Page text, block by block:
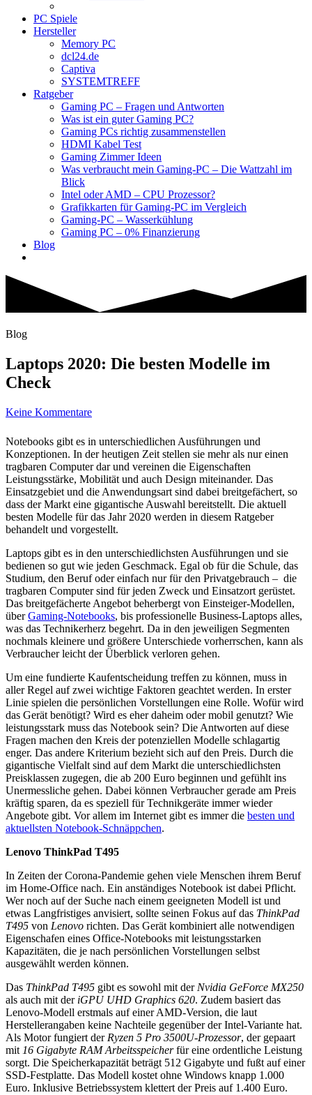
PC Spiele
Hersteller
Memory PC
dcl24.de
Captiva
SYSTEMTREFF
Ratgeber
Gaming PC – Fragen und Antworten
Was ist ein guter Gaming PC?
Gaming PCs richtig zusammenstellen
HDMI Kabel Test
Gaming Zimmer Ideen
Was verbraucht mein Gaming-PC – Die Wattzahl im
Blick
Intel oder AMD – CPU Prozessor?
Grafikkarten für Gaming-PC im Vergleich
Gaming-PC – Wasserkühlung
Gaming PC – 0% Finanzierung
Blog
Blog
Laptops 2020: Die besten Modelle im
Check
Keine Kommentare
Notebooks gibt es in unterschiedlichen Ausführungen und
Konzeptionen. In der heutigen Zeit stellen sie mehr als nur einen
tragbaren Computer dar und vereinen die Eigenschaften
Leistungsstärke, Mobilität und auch Design miteinander. Das
Einsatzgebiet und die Anwendungsart sind dabei breitgefächert, so
dass der Markt eine gigantische Auswahl bereitstellt. Die aktuell
besten Modelle für das Jahr 2020 werden in diesem Ratgeber
behandelt und vorgestellt.
Laptops gibt es in den unterschiedlichsten Ausführungen und sie
bedienen so gut wie jeden Geschmack. Egal ob für die Schule, das
Studium, den Beruf oder einfach nur für den Privatgebrauch – die
tragbaren Computer sind für jeden Zweck und Einsatzort gerüstet.
Das breitgefächerte Angebot beherbergt von Einsteiger-Modellen,
überGaming-Notebooks, bis professionelle Business-Laptops alles,
was das Technikerherz begehrt. Da in den jeweiligen Segmenten
nochmals kleinere und größere Unterschiede vorherrschen, kann als
Verbraucher leicht der Überblick verloren gehen.
Um eine fundierte Kaufentscheidung treffen zu können, muss in
aller Regel auf zwei wichtige Faktoren geachtet werden. In erster
Linie spielen die persönlichen Vorstellungen eine Rolle. Wofür wird
das Gerät benötigt? Wird es eher daheim oder mobil genutzt? Wie
leistungsstark muss das Notebook sein? Die Antworten auf diese
Fragen machen den Kreis der potenziellen Modelle schlagartig
enger. Das andere Kriterium bezieht sich auf den Preis. Durch die
gigantische Vielfalt sind auf dem Markt die unterschiedlichsten
Preisklassen zugegen, die ab 200 Euro beginnen und gefühlt ins
Unermessliche gehen. Dabei können Verbraucher gerade am Preis
kräftig sparen, da es speziell für Technikgeräte immer wieder
Angebote gibt. Vor allem im Internet gibt es immer die besten und
aktuellsten Notebook-Schnäppchen.
Lenovo ThinkPad T495
In Zeiten der Corona-Pandemie gehen viele Menschen ihrem Beruf
im Home-Office nach. Ein anständiges Notebook ist dabei Pflicht.
Wer noch auf der Suche nach einem geeigneten Modell ist und
etwas Langfristiges anvisiert, sollte seinen Fokus auf das ThinkPad
T495 von Lenovo richten. Das Gerät kombiniert alle notwendigen
Eigenschafen eines Office-Notebooks mit leistungsstarken
Kapazitäten, die je nach persönlichen Vorstellungen selbst
ausgewählt werden können.
Das ThinkPad T495 gibt es sowohl mit derNvidia GeForce MX250
als auch mit der iGPU UHD Graphics 620. Zudem basiert das
Lenovo-Modell erstmals auf einer AMD-Version, die laut
Herstellerangaben keine Nachteile gegenüber der Intel-Variante hat.
Als Motor fungiert derRyzen 5 Pro 3500U-Prozessor, der gepaart
mit16 Gigabyte RAM Arbeitsspeicherfür eine ordentliche Leistung
sorgt. Die Speicherkapazität beträgt 512 Gigabyte und fußt auf einer
SSD-Festplatte. Das Modell kostet ohne Windows knapp 1.000
Euro. Inklusive Betriebssystem klettert der Preis auf 1.400 Euro.